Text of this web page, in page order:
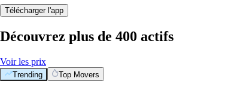
Télécharger l'app
Découvrez plus de 400 actifs
Voir les prix
Trending Top Movers